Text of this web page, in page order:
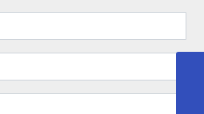
1275167889@qq.com